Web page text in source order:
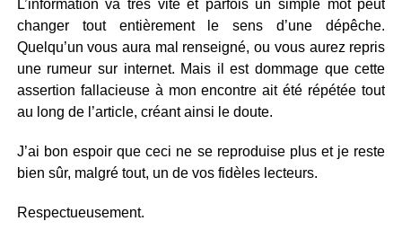
L’information va très vite et parfois un simple mot peut
changer tout entièrement le sens d’une dépêche.
Quelqu’un vous aura mal renseigné, ou vous aurez repris
une rumeur sur internet. Mais il est dommage que cette
assertion fallacieuse à mon encontre ait été répétée tout
au long de l’article, créant ainsi le doute.
J’ai bon espoir que ceci ne se reproduise plus et je reste
bien sûr, malgré tout, un de vos fidèles lecteurs.
Respectueusement.